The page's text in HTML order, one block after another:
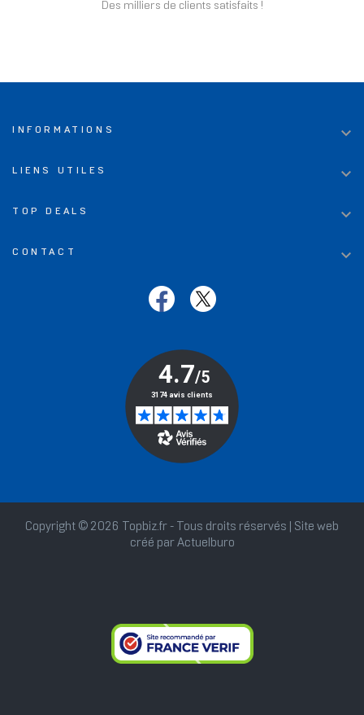
Des milliers de clients satisfaits !
INFORMATIONS 
LIENS UTILES 
TOP DEALS 
CONTACT 
Copyright © 2026 Topbiz.fr - Tous droits réservés | Site web
créé par Actuelburo